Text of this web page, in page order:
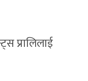
प्रालिलाई